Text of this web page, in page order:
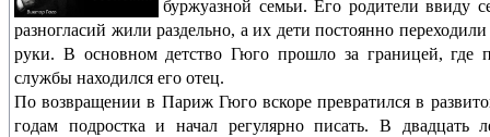
буржуазной семьи. Его родители ввиду
разногласий жили раздельно, а их дети постоянно
руки. В основном детство Гюго прошло за границей, где
службы находился его отец.
По возвращении в Париж Гюго вскоре превратился в
годам подростка и начал регулярно писать. В двадцать